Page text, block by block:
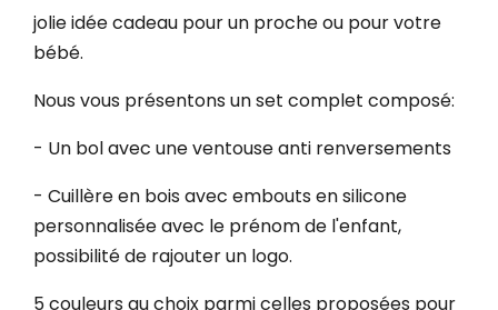
jolie idée cadeau pour un proche ou pour votre
bébé.
Nous vous présentons un set complet composé:
- Un bol avec une ventouse anti renversements
- Cuillère en bois avec embouts en silicone
personnalisée avec le prénom de l'enfant,
possibilité de rajouter un logo.
5 couleurs au choix parmi celles proposées pour